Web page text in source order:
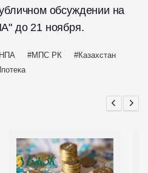
обсуждении на
до 21 ноября.
МПС РК
Казахстан